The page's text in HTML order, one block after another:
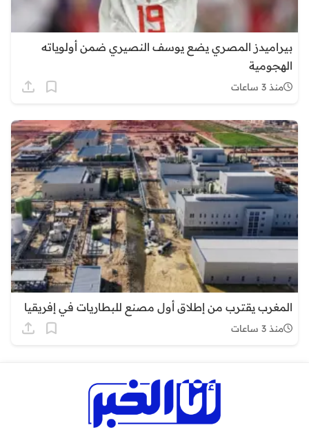
بيراميدز المصري يضع يوسف النصيري ضمن أولوياته
الهجومية
منذ 3 ساعات
المغرب يقترب من إطلاق أول مصنع للبطاريات في إفريقيا
منذ 3 ساعات